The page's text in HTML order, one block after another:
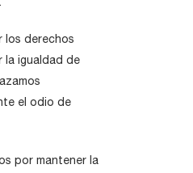
los derechos
la igualdad de
el odio de
por mantener la